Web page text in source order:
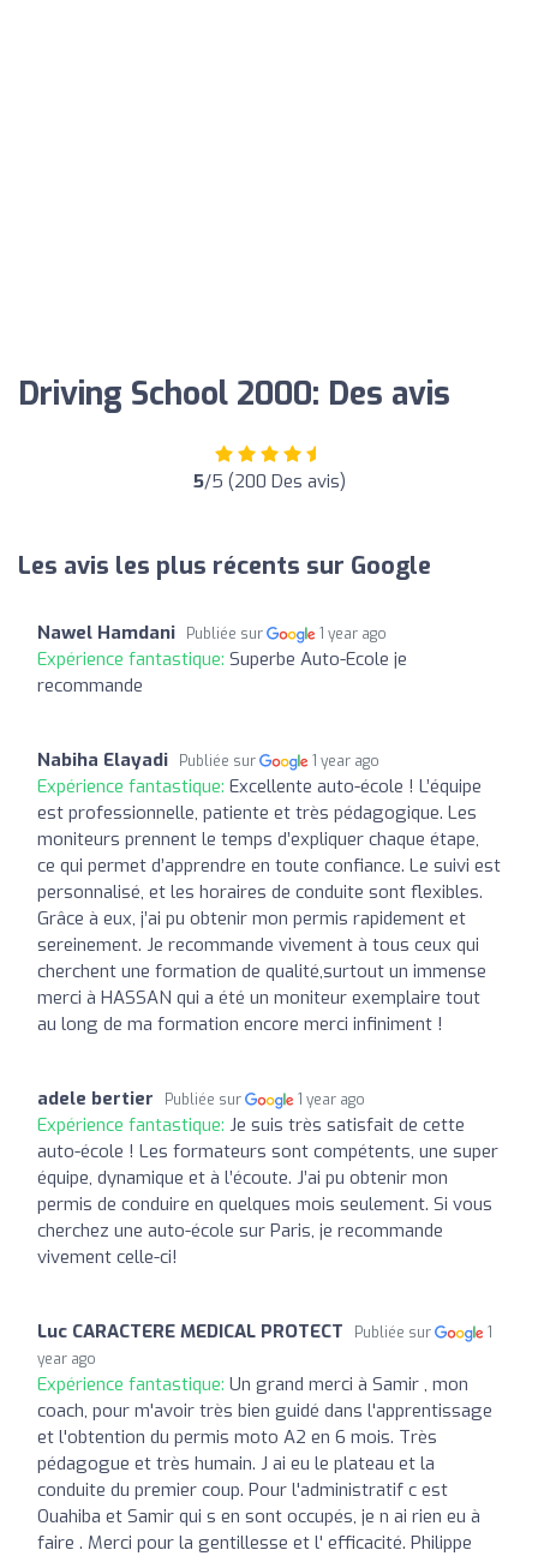
Driving School 2000: Des avis
5/5 (200 Des avis)
Les avis les plus récents sur Google
Nawel Hamdani Publiée sur 1 year ago
Expérience fantastique: Superbe Auto-Ecole je
recommande
Nabiha Elayadi Publiée sur 1 year ago
Expérience fantastique: Excellente auto-école ! L’équipe
est professionnelle, patiente et très pédagogique. Les
moniteurs prennent le temps d’expliquer chaque étape,
ce qui permet d’apprendre en toute confiance. Le suivi est
personnalisé, et les horaires de conduite sont flexibles.
Grâce à eux, j’ai pu obtenir mon permis rapidement et
sereinement. Je recommande vivement à tous ceux qui
cherchent une formation de qualité,surtout un immense
merci à HASSAN qui a été un moniteur exemplaire tout
au long de ma formation encore merci infiniment !
adele bertier Publiée sur 1 year ago
Expérience fantastique: Je suis très satisfait de cette
auto-école ! Les formateurs sont compétents, une super
équipe, dynamique et à l’écoute. J’ai pu obtenir mon
permis de conduire en quelques mois seulement. Si vous
cherchez une auto-école sur Paris, je recommande
vivement celle-ci!
Luc CARACTERE MEDICAL PROTECT Publiée sur
1
year ago
Expérience fantastique: Un grand merci à Samir , mon
coach, pour m'avoir très bien guidé dans l'apprentissage
et l'obtention du permis moto A2 en 6 mois. Très
pédagogue et très humain. J ai eu le plateau et la
conduite du premier coup. Pour l'administratif c est
Ouahiba et Samir qui s en sont occupés, je n ai rien eu à
faire . Merci pour la gentillesse et l' efficacité. Philippe